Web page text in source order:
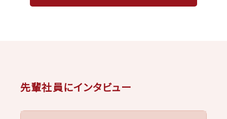
先輩社員にインタビュー